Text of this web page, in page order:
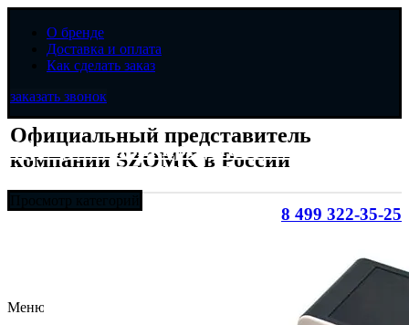
О бренде
Доставка и оплата
Как сделать заказ
заказать звонок
Официальный представитель
компании SZOMK в России
Официальный представитель
компании SZOMK в России
8 499 322-35-25
info@myszomk.ru
Меню